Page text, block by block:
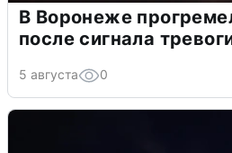
В Воронеже
после сигнала
5 августа 0